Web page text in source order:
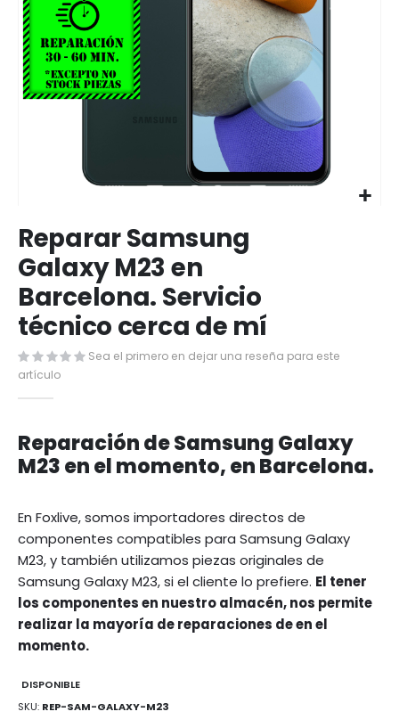
al
comienzo
de
la
galería
de
Reparar Samsung
Galaxy M23 en
Barcelona. Servicio
técnico cerca de mí
Sea el primero en dejar una reseña para este
artículo
Reparación de Samsung Galaxy
M23 en el momento, en Barcelona.
En Foxlive, somos importadores directos de
componentes compatibles para Samsung Galaxy
M23, y también utilizamos piezas originales de
Samsung Galaxy M23, si el cliente lo prefiere. El tener
los componentes en nuestro almacén, nos permite
realizar la mayoría de reparaciones de en el
momento.
DISPONIBLE
SKU REP-SAM-GALAXY-M23